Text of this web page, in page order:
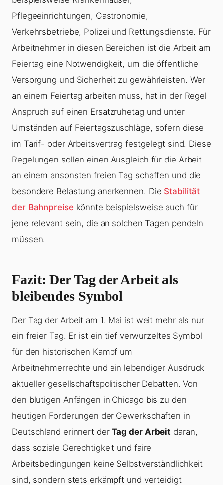
Pflegeeinrichtungen, Gastronomie,
Verkehrsbetriebe, Polizei und Rettungsdienste. Für
Arbeitnehmer in diesen Bereichen ist die Arbeit am
Feiertag eine Notwendigkeit, um die öffentliche
Versorgung und Sicherheit zu gewährleisten. Wer
an einem Feiertag arbeiten muss, hat in der Regel
Anspruch auf einen Ersatzruhetag und unter
Umständen auf Feiertagszuschläge, sofern diese
im Tarif- oder Arbeitsvertrag festgelegt sind. Diese
Regelungen sollen einen Ausgleich für die Arbeit
an einem ansonsten freien Tag schaffen und die
besondere Belastung anerkennen. Die Stabilität
der Bahnpreisekönnte beispielsweise auch für
jene relevant sein, die an solchen Tagen pendeln
müssen.
Fazit: Der Tag der Arbeit als
bleibendes Symbol
Der Tag der Arbeit am 1. Mai ist weit mehr als nur
ein freier Tag. Er ist ein tief verwurzeltes Symbol
für den historischen Kampf um
Arbeitnehmerrechte und ein lebendiger Ausdruck
aktueller gesellschaftspolitischer Debatten. Von
den blutigen Anfängen in Chicago bis zu den
heutigen Forderungen der Gewerkschaften in
Deutschland erinnert der Tag der Arbeit daran,
dass soziale Gerechtigkeit und faire
Arbeitsbedingungen keine Selbstverständlichkeit
sind, sondern stets erkämpft und verteidigt